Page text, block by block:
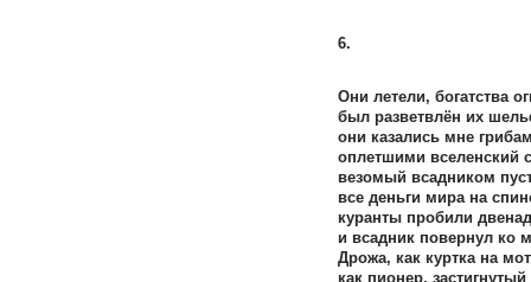
6.
Они летели, богатства
был разветвлён их
они казались мне
оплетшими вселенский
везомый всадником
все деньги мира на
куранты пробили
и всадник повернул ко
Дрожа, как куртка на
как пионер,